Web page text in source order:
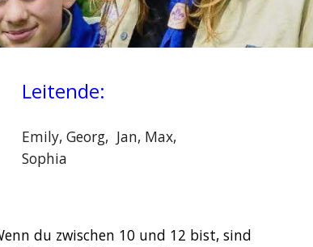
Leitende:
Emily, Georg, Jan, Max,
Sophia
du zwischen 10 und 12 bist, sind